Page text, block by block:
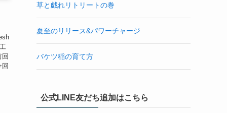
回
回
草と戯れリトリートの巻
夏至のリリース&パワーチャージ
バケツ稲の育て方
公式LINE友だち追加はこちら